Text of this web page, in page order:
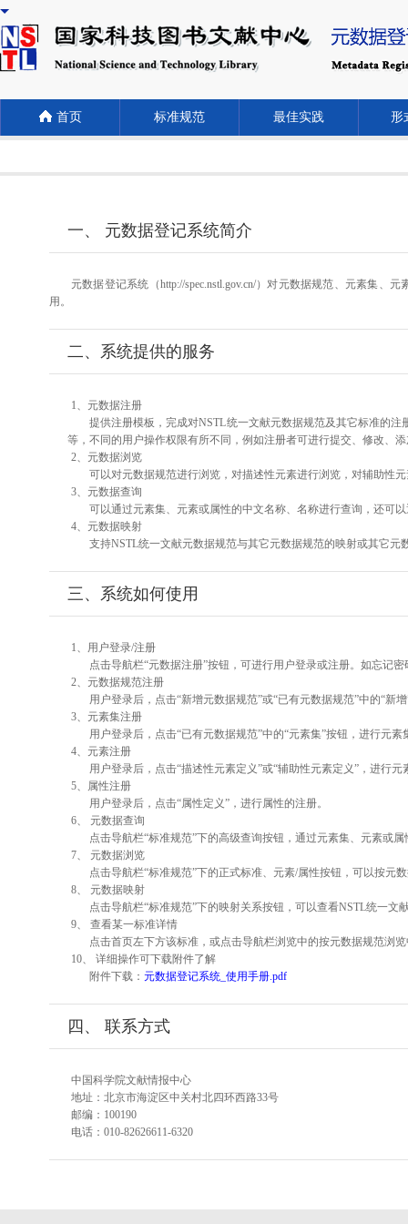
首页 标准规范 最佳实践 形
一、 元数据登记系统简介
元数据登记系统（http://spec.nstl.gov.cn/）对元数据规范、元素集
用。
二、系统提供的服务
1、元数据注册
提供注册模板，完成对NSTL统一文献元数据规范及其它标准的
等，不同的用户操作权限有所不同，例如注册者可进行提交、修改、
2、元数据浏览
可以对元数据规范进行浏览，对描述性元素进行浏览，对辅助性
3、元数据查询
可以通过元素集、元素或属性的中文名称、名称进行查询，还可
4、元数据映射
支持NSTL统一文献元数据规范与其它元数据规范的映射或其它元
三、系统如何使用
1、用户登录/注册
点击导航栏“元数据注册”按钮，可进行用户登录或注册。如忘记
2、元数据规范注册
用户登录后，点击“新增元数据规范”或“已有元数据规范”中的“新
3、元素集注册
用户登录后，点击“已有元数据规范”中的“元素集”按钮，进行元素
4、元素注册
用户登录后，点击“描述性元素定义”或“辅助性元素定义”，进行元
5、属性注册
用户登录后，点击“属性定义”，进行属性的注册。
6、 元数据查询
点击导航栏“标准规范”下的高级查询按钮，通过元素集、元素或
7、 元数据浏览
点击导航栏“标准规范”下的正式标准、元素/属性按钮，可以按元
8、 元数据映射
点击导航栏“标准规范”下的映射关系按钮，可以查看NSTL统一文
9、 查看某一标准详情
点击首页左下方该标准，或点击导航栏浏览中的按元数据规范浏
10、 详细操作可下载附件了解
附件下载： 元数据登记系统_使用手册.pdf
四、 联系方式
中国科学院文献情报中心
地址：北京市海淀区中关村北四环西路33号
邮编：100190
电话：010-82626611-6320